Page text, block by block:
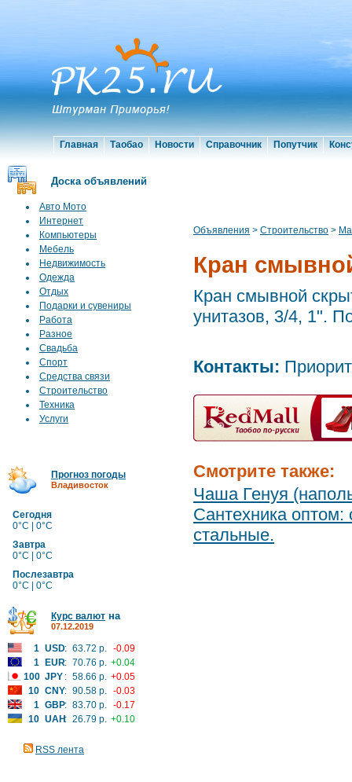
Главная Таобао Новости Справочник Попутчик
Доска объявлений
Авто Мото
Интернет
Компьютеры
Мебель
Недвижимость
Одежда
Отдых
Подарки и сувениры
Работа
Разное
Свадьба
Спорт
Средства связи
Строительство
Техника
Услуги
Прогноз погоды
Владивосток
Сегодня
0°C | 0°C
Завтра
0°C | 0°C
Послезавтра
0°C | 0°C
Курс валют на
07.12.2019
1 USD: 63.72 р. -0.09
1
EUR: 70.76 р. +0.04
100 JPY : 58.66 р. +0.05
10 CNY: 90.58 р. -0.03
1 GBP: 83.70 р. -0.17
10 UAH: 26.79 р. +0.10
RSS лента
Объявления > Строительство >
Кран
Кран смывной
унитазов, 3/4, 1".
Контакты:
Смотрите также:
Чаша Генуя
Сантехника
стальные.